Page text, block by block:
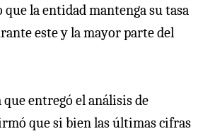
que la entidad mantenga su tasa
este y la mayor parte del
entregó el análisis de
que si bien las últimas cifras